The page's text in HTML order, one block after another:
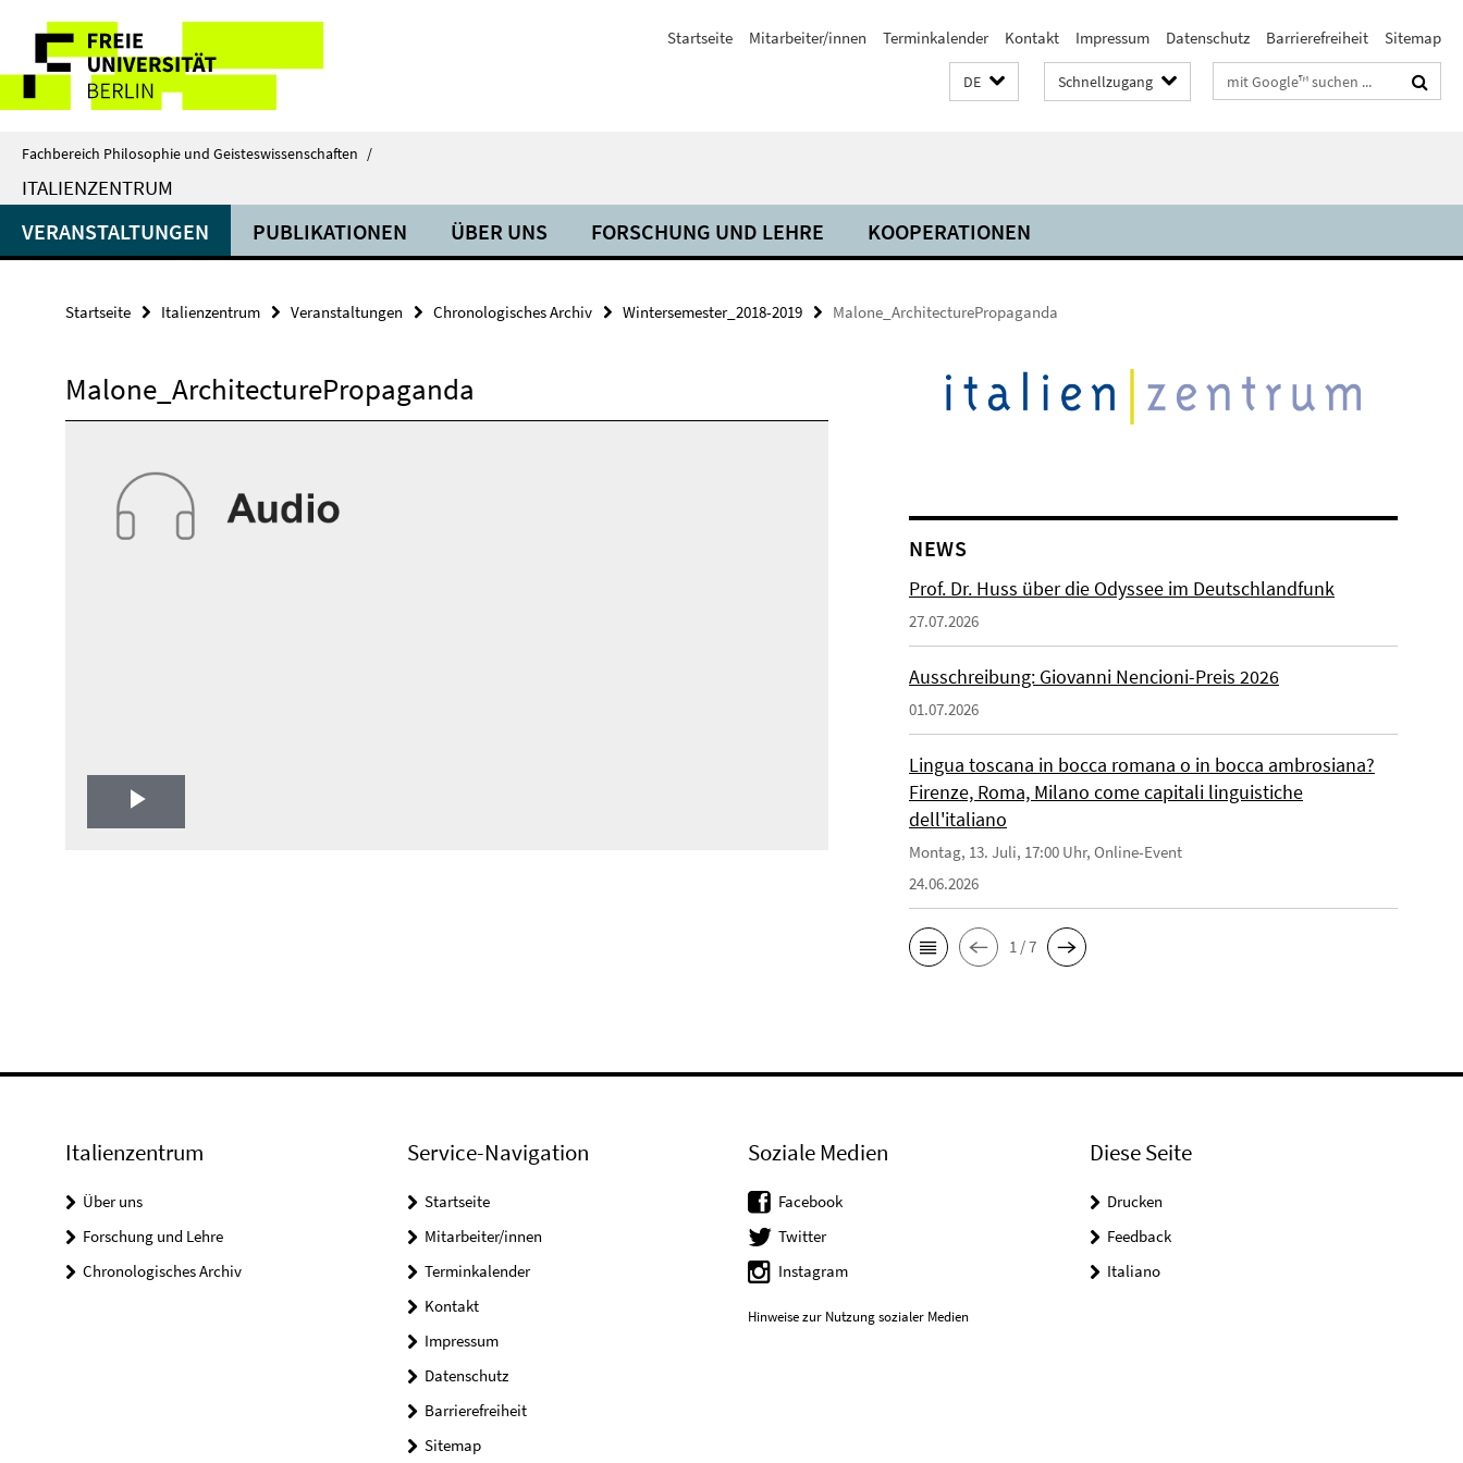
direkt
Inhalt
Service-
Navigation
Startseite Mitarbeiter/innen Terminkalender Kontakt Impressum Datenschutz Barrierefreiheit Sitemap
DE Schnellzugang Suchbegriffe
Fachbereich Philosophie und Geisteswissenschaften /
ITALIENZENTRUM
VERANSTALTUNGEN PUBLIKATIONEN ÜBER UNS FORSCHUNG UND LEHRE KOOPERATIONEN
Startseite Italienzentrum Veranstaltungen Chronologisches Archiv Wintersemester_2018-2019 Malone_ArchitecturePropaganda
Malone_ArchitecturePropaganda
Play
NEWS
Prof. Dr. Huss über die Odyssee im Deutschlandfunk
27.07.2026
Ausschreibung: Giovanni Nencioni-Preis 2026
01.07.2026
Lingua toscana in bocca romana o in bocca ambrosiana?
Firenze, Roma, Milano come capitali linguistiche
dell'italiano
Montag, 13. Juli, 17:00 Uhr, Online-Event
24.06.2026
1 / 7
Italienzentrum
Über uns
Forschung und Lehre
Chronologisches Archiv
Service-Navigation
Startseite
Mitarbeiter/innen
Terminkalender
Kontakt
Impressum
Datenschutz
Barrierefreiheit
Sitemap
Soziale Medien
Facebook
Twitter
Instagram
Hinweise zur Nutzung sozialer Medien
Diese Seite
Drucken
Feedback
Italiano